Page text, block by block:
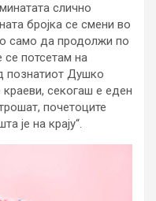
слично
бројка се смени во
само да продолжи по
потсетам на
познатиот Душко
секогаш е еден
почетоците
је на крају“.